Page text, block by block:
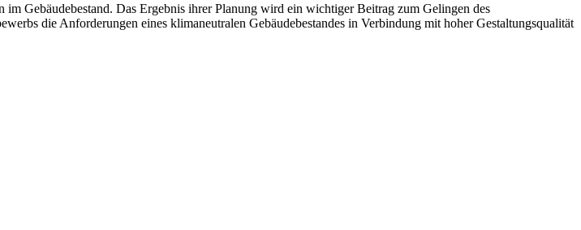
Gebäudebestand. Das Ergebnis ihrer Planung wird ein wichtiger Beitrag zum Gelingen des
die Anforderungen eines klimaneutralen Gebäudebestandes in Verbindung mit hoher Gestaltungsqualität